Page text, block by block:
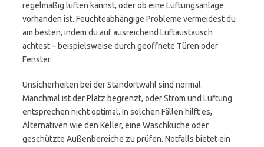
regelmäßig lüften kannst, oder ob eine Lüftungsanlage
vorhanden ist. Feuchteabhängige Probleme vermeidest du
am besten, indem du auf ausreichend Luftaustausch
achtest – beispielsweise durch geöffnete Türen oder
Fenster.
Unsicherheiten bei der Standortwahl sind normal.
Manchmal ist der Platz begrenzt, oder Strom und Lüftung
entsprechen nicht optimal. In solchen Fällen hilft es,
Alternativen wie den Keller, eine Waschküche oder
geschützte Außenbereiche zu prüfen. Notfalls bietet ein